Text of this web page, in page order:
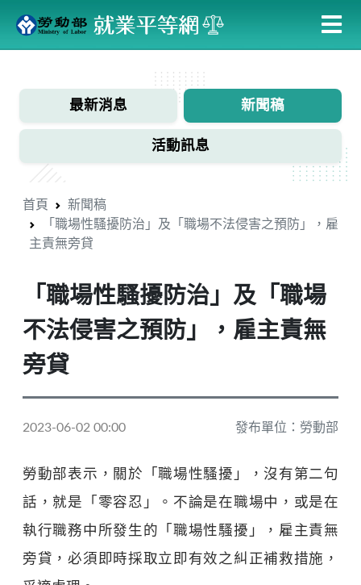
主
最新消息 新聞稿
活動訊息
首頁
新聞稿
「職場性騷擾防治」及「職場不法侵害之預防」，雇
主責無旁貸
「職場性騷擾防治」及「職場
不法侵害之預防」，雇主責無
旁貸
2023-06-02 00:00 發布單位：勞動部
勞動部表示，關於「職場性騷擾」，沒有第二句
話，就是「零容忍」。不論是在職場中，或是在
執行職務中所發生的「職場性騷擾」，雇主責無
旁貸，必須即時採取立即有效之糾正補救措施，